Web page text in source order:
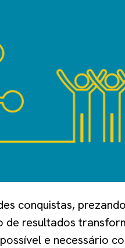
conquistas,
de resultados
e necessário